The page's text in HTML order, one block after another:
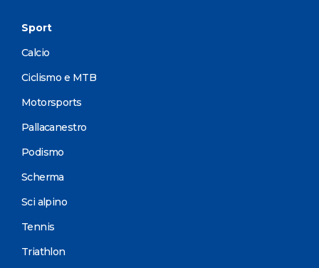
Sport
Calcio
Ciclismo e MTB
Motorsports
Pallacanestro
Podismo
Scherma
Sci alpino
Tennis
Triathlon